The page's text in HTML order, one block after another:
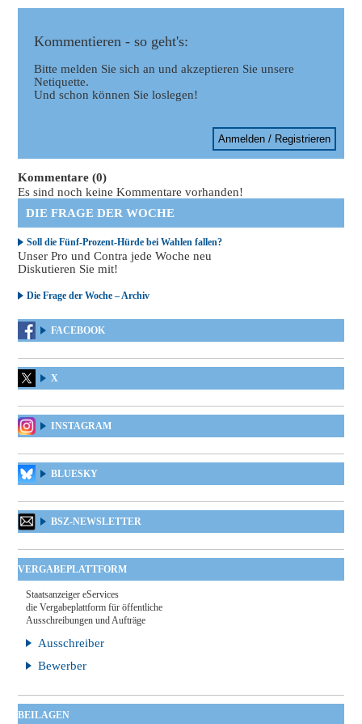
Kommentieren - so geht's:
Bitte melden Sie sich an und akzeptieren Sie unsere
Netiquette.
Und schon können Sie loslegen!
Anmelden / Registrieren
Kommentare (0)
Es sind noch keine Kommentare vorhanden!
DIE FRAGE DER WOCHE
Soll die Fünf-Prozent-Hürde bei Wahlen fallen?
Unser Pro und Contra jede Woche neu
Diskutieren Sie mit!
Die Frage der Woche – Archiv
FACEBOOK
X
INSTAGRAM
BLUESKY
BSZ-NEWSLETTER
VERGABEPLATTFORM
Staatsanzeiger eServices
die Vergabeplattform für öffentliche
Ausschreibungen und Aufträge
Ausschreiber
Bewerber
BEILAGEN